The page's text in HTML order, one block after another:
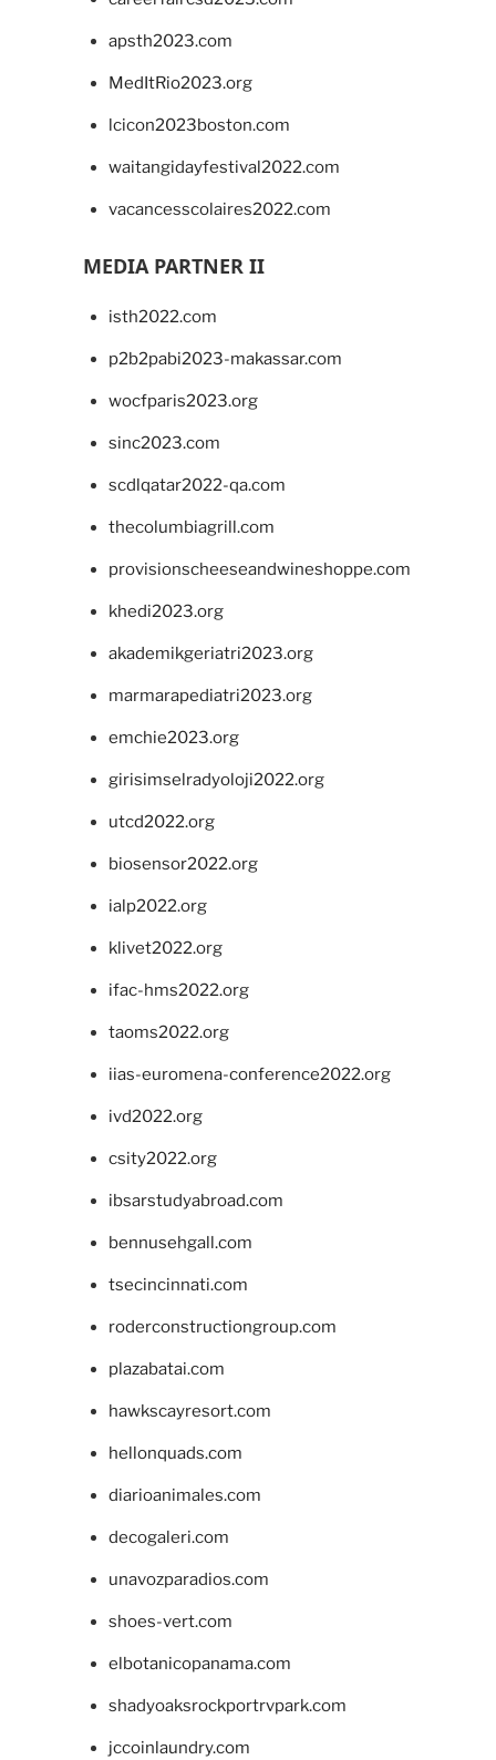
apsth2023.com
MedItRio2023.org
lcicon2023boston.com
waitangidayfestival2022.com
vacancesscolaires2022.com
MEDIA PARTNER II
isth2022.com
p2b2pabi2023-makassar.com
wocfparis2023.org
sinc2023.com
scdlqatar2022-qa.com
thecolumbiagrill.com
provisionscheeseandwineshoppe.com
khedi2023.org
akademikgeriatri2023.org
marmarapediatri2023.org
emchie2023.org
girisimselradyoloji2022.org
utcd2022.org
biosensor2022.org
ialp2022.org
klivet2022.org
ifac-hms2022.org
taoms2022.org
iias-euromena-conference2022.org
ivd2022.org
csity2022.org
ibsarstudyabroad.com
bennusehgall.com
tsecincinnati.com
roderconstructiongroup.com
plazabatai.com
hawkscayresort.com
hellonquads.com
diarioanimales.com
decogaleri.com
unavozparadios.com
shoes-vert.com
elbotanicopanama.com
shadyoaksrockportrvpark.com
jccoinlaundry.com